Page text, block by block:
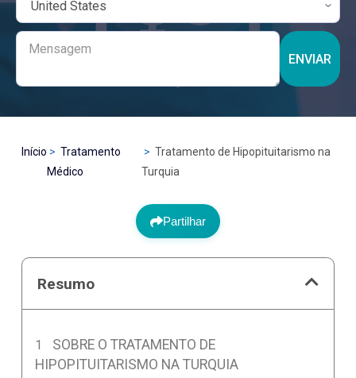
ENVIAR
Início
Tratamento
Médico
Tratamento de Hipopituitarismo na
Turquia
Partilhar
Resumo
SOBRE O TRATAMENTO DE
HIPOPITUITARISMO NA TURQUIA